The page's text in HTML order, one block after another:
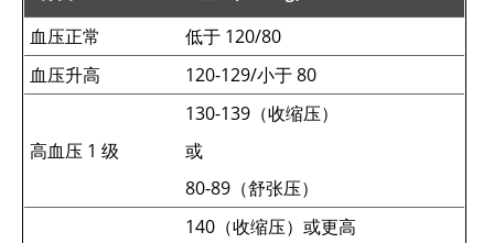
成年人中的血压分级*
血压正常
低于 120/80
血压升高
120-129/小于 80
高血压 1 级
130-139（收缩压）
或
80-89（舒张压）
140（收缩压）或更高